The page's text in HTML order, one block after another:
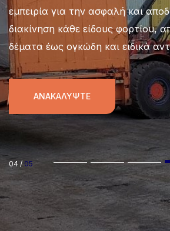
εμπειρία για την ασφαλή και
διακίνηση κάθε είδους φορτίου,
δέματα έως ογκώδη και ειδικά
ΑΝΑΚΑΛΎΨΤΕ
04 / 05